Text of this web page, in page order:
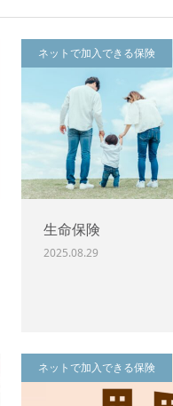
ネットで加入できる保険
生命保険
2025.08.29
ネットで加入できる保険